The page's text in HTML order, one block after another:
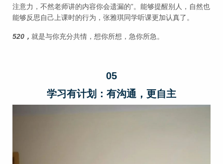
注意力，不然老师讲的内容你会遗漏的”。能够提醒别人，自然也
能够反思自己上课时的行为，张雅琪同学听课更加认真了。
520， 就是与你充分共情，想你所想，急你所急。
05
学习有计划：有沟通，更自主